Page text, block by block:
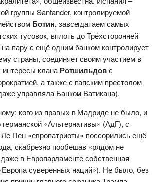
группы Santander, контролируемой
Ботин,завсегдатаем самых
тусовок, вплоть до Трёхсторонней
на пару с ещё одним банком контролирует
страны, соединяет своим участием в
интересы клана Ротшильдовс
а также с папским престолом
управляла Банком Ватикана).
кого из правых в Мадриде не было, и
«Альтернативы» (АдГ), с
Ле Пен «европатриоты» поссорились ещё
скабрезно пообещав «рядом не
в Европарламенте собственная
суверенных наций»). Не было, без